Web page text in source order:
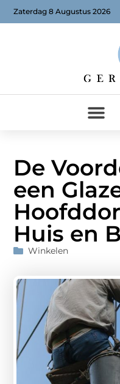
Zaterdag 8 Augustus 2026
De
een
Huis en
Winkelen